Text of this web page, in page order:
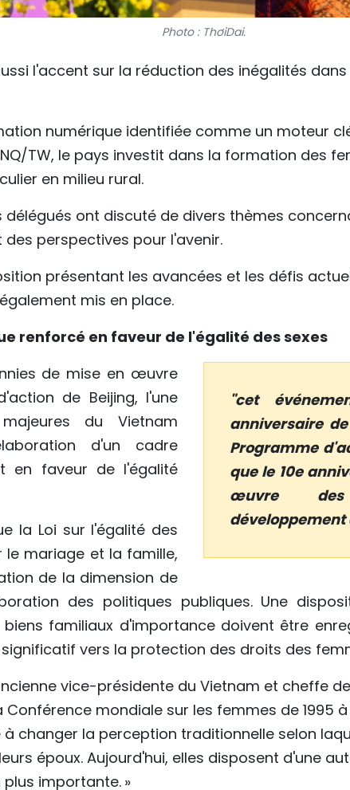
Photo : ThơiDai.
l'accent sur la réduction des inégalités
numérique identifiée comme un moteur
TW, le pays investit dans la formation des
en milieu rural.
délégués ont discuté de divers thèmes
des perspectives pour l'avenir.
présentant les avancées et les défis
mis en place.
renforcé en faveur de l'égalité des sexes
"cet
anniversaire
Programme
que le 10e
œuvre
développement
de mise en œuvre
de Beijing, l'une
du Vietnam
d'un cadre
en faveur de l'égalité
la Loi sur l'égalité des
le mariage et la famille,
de la dimension de
des politiques publiques. Une
biens familiaux d'importance doivent être
vers la protection des droits des
vice-présidente du Vietnam et cheffe
mondiale sur les femmes de 1995 à
changer la perception traditionnelle selon
époux. Aujourd'hui, elles disposent d'une
importante. »